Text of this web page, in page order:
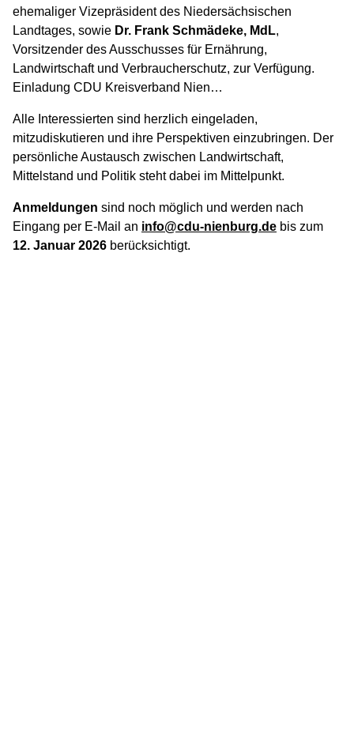
ehemaliger Vizepräsident des Niedersächsischen
Landtages, sowie Dr. Frank Schmädeke, MdL,
Vorsitzender des Ausschusses für Ernährung,
Landwirtschaft und Verbraucherschutz, zur Verfügung.
Einladung CDU Kreisverband Nien…
Alle Interessierten sind herzlich eingeladen,
mitzudiskutieren und ihre Perspektiven einzubringen. Der
persönliche Austausch zwischen Landwirtschaft,
Mittelstand und Politik steht dabei im Mittelpunkt.
Anmeldungen sind noch möglich und werden nach
Eingang per E-Mail an info@cdu-nienburg.de bis zum
12. Januar 2026 berücksichtigt.